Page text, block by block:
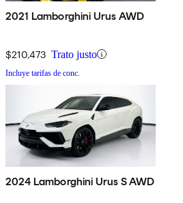
2021 Lamborghini Urus AWD
$210,473 Trato justo
Incluye tarifas de conc.
2024 Lamborghini Urus S AWD